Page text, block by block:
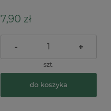
7,90 zł
- +
szt.
do koszyka